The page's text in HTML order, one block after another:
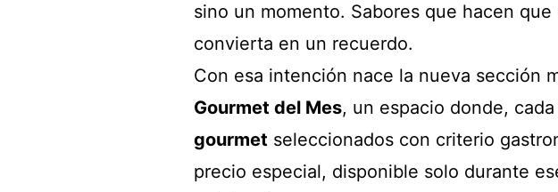
sino un momento. Sabores que hacen
convierta en un recuerdo.
Con esa intención nace la nueva sección
Gourmet del Mes, un espacio donde,
gourmet seleccionados con criterio
precio especial, disponible solo durante